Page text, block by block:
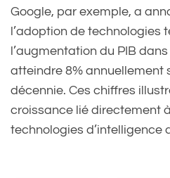
Google, par exemple, a
l’adoption de technologies
l’augmentation du PIB
atteindre 8% annuellement
décennie. Ces chiffres
croissance lié directement
technologies d’intelligence